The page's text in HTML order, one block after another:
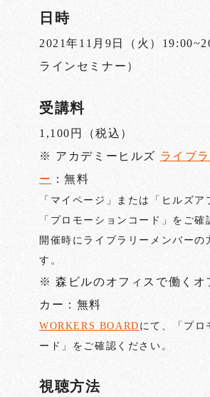
日時
2021年11月9日（火）
ラインセミナー）
受講料
1,100円（税込）
※ アカデミーヒルズ ライブ
ー ：無料
「マイページ」または「ヒルズア
「プロモーションコード」をご確
開催時にライブラリーメンバーの
す。
※ 森ビルのオフィスで働くオ
カー：無料
WORKERS BOARD にて、「プロ
ード」をご確認ください。
視聴方法